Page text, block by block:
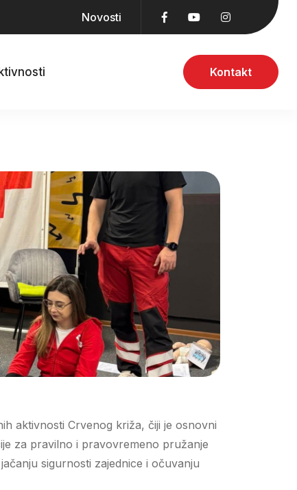
Novosti
Kontakt
aktivnosti Crvenog križa, čiji je osnovni
za pravilno i pravovremeno pružanje
sigurnosti zajednice i očuvanju